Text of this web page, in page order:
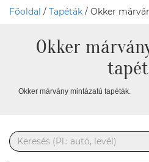
Főoldal / Tapéták / Okker
Okker
Okker márvány mintázatú tapéták.